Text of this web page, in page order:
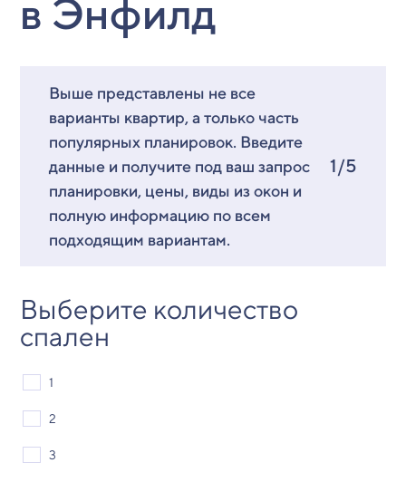
в Энфилд
Выше представлены не все
варианты квартир, а только часть
популярных планировок. Введите
данные и получите под ваш запрос
планировки, цены, виды из окон и
полную информацию по всем
подходящим вариантам.
1/5
Выберите количество
спален
1
2
3